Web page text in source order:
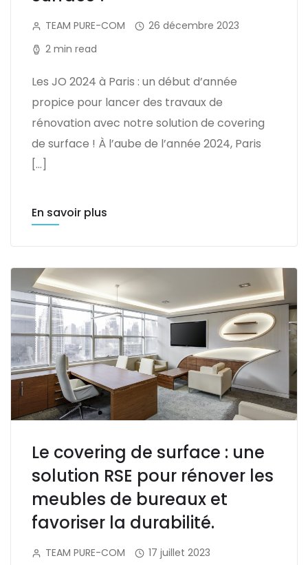
TEAM PURE-COM
26 décembre 2023
2 min read
Les JO 2024 à Paris : un début d’année
propice pour lancer des travaux de
rénovation avec notre solution de covering
de surface ! À l’aube de l’année 2024, Paris
[…]
En savoir plus
Le covering de surface : une
solution RSE pour rénover les
meubles de bureaux et
favoriser la durabilité.
TEAM PURE-COM
17 juillet 2023